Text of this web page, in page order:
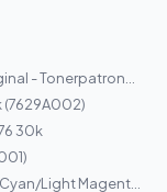
(7629A002)
30k